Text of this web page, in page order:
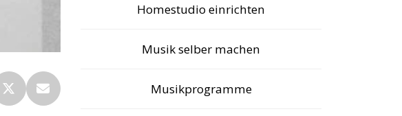
Homestudio einrichten
Musik selber machen
Musikprogramme